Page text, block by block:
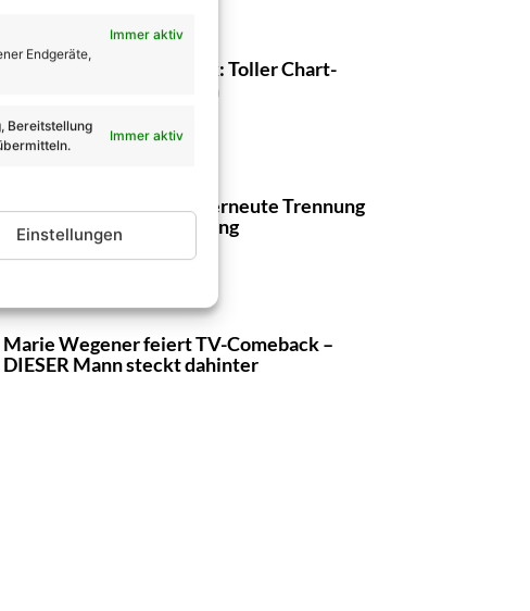
Immer aktiv
Endgeräte,
Bereitstellung
Immer aktiv
Einstellungen
Anna-Carina Woitschack: Toller Chart-
Erfolg mit Best-Of Album
Julian Reim verarbeitet erneute Trennung
von seiner Freundin in Song
Marie Wegener feiert TV-Comeback –
DIESER Mann steckt dahinter